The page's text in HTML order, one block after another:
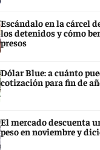
Escándalo en la cárcel
los detenidos y cómo
presos
Dólar Blue: a cuánto
cotización para fin de
El mercado descuenta
peso en noviembre y